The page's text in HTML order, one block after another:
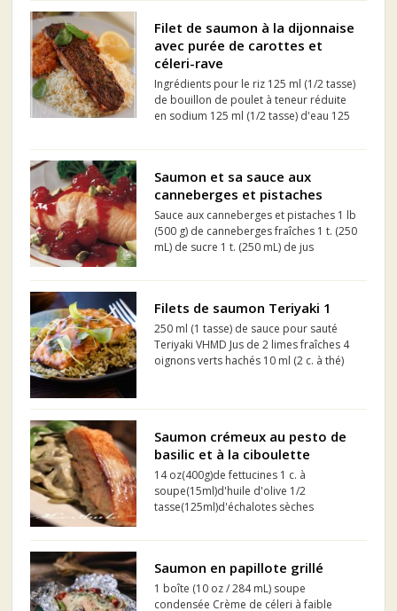
Filet de saumon à la dijonnaise
avec purée de carottes et
céleri-rave
Ingrédients pour le riz 125 ml (1/2 tasse)
de bouillon de poulet à teneur réduite
en sodium 125 ml (1/2 tasse) d'eau 125
orange, râpé Ingrédients pour le
Saumon et sa sauce aux
canneberges et pistaches
Sauce aux canneberges et pistaches 1 lb
(500 g) de canneberges fraîches 1 t. (250
mL) de sucre 1 t. (250 mL) de jus
de groseilles rouges ½ t. (125 mL) de
Filets de saumon Teriyaki 1
250 ml (1 tasse) de sauce pour sauté
Teriyaki VHMD Jus de 2 limes fraîches 4
oignons verts hachés 10 ml (2 c. à thé)
et poivre au goût Filet de saumon de
Saumon crémeux au pesto de
basilic et à la ciboulette
14 oz(400g)de fettucines 1 c. à
soupe(15ml)d'huile d'olive 1/2
tasse(125ml)d'échalotes sèches
fraîches) 1 tasse(250ml)de bouillon de
cuisson 15% 1/3 tasse(80ml)de vin blanc
3 c. à ...
Saumon en papillote grillé
1 boîte (10 oz / 284 mL) soupe
condensée Crème de céleri à faible